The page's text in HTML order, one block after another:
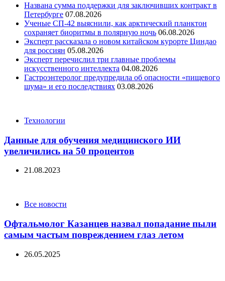
Названа сумма поддержки для заключивших контракт в
Петербурге 07.08.2026
Ученые СП-42 выяснили, как арктический планктон
сохраняет биоритмы в полярную ночь 06.08.2026
Эксперт рассказала о новом китайском курорте Циндао
для россиян 05.08.2026
Эксперт перечислил три главные проблемы
искусственного интеллекта 04.08.2026
Гастроэнтеролог предупредила об опасности «пищевого
шума» и его последствиях 03.08.2026
CategoriesТехнологии
Данные для обучения медицинского ИИ
увеличились на 50 процентов
21.08.2023
CategoriesВсе новости
Офтальмолог Казанцев назвал попадание пыли
самым частым повреждением глаз летом
26.05.2025